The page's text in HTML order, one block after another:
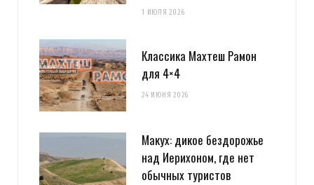
1 ИЮЛЯ 2026
Классика Махтеш Рамон
для 4×4
24 ИЮНЯ 2026
Макух: дикое бездорожье
над Иерихоном, где нет
обычных туристов